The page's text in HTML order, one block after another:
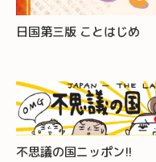
日国第三版 ことはじめ
不思議の国ニッポン!!